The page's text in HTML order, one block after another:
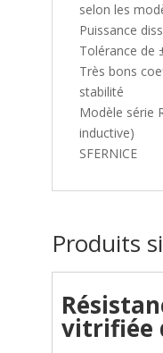
selon les
Puissance
Tolérance de
Très bons
stabilité
Modèle série
inductive)
SFERNICE
Produits
vitrifiée